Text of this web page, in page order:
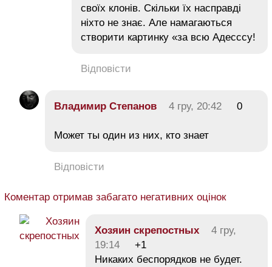
своїх клонів. Скільки їх насправді
ніхто не знає. Але намагаються
створити картинку «за всю Адесссу!
Відповісти
Владимир Степанов 4 гру, 20:42 0
Может ты один из них, кто знает
Відповісти
Коментар отримав забагато негативних оцінок
Хозяин скрепостных
4 гру,
19:14
+1
Никаких беспорядков не будет.